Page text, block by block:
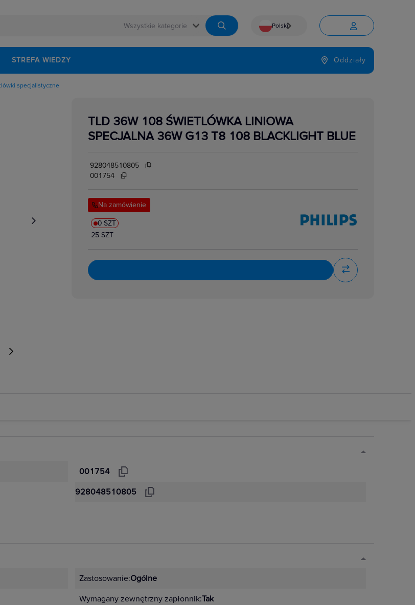
 Polski
Język

STREFA WIEDZY Oddziały
specjalistyczne
TLD 36W 108 ŚWIETLÓWKA LINIOWA
SPECJALNA 36W G13 T8 108 BLACKLIGHT BLUE
928048510805
001754
Na zamówienie
0 SZT
25 SZT
001754
928048510805
Zastosowanie:Ogólne
Wymagany zewnętrzny zapłonnik:Tak